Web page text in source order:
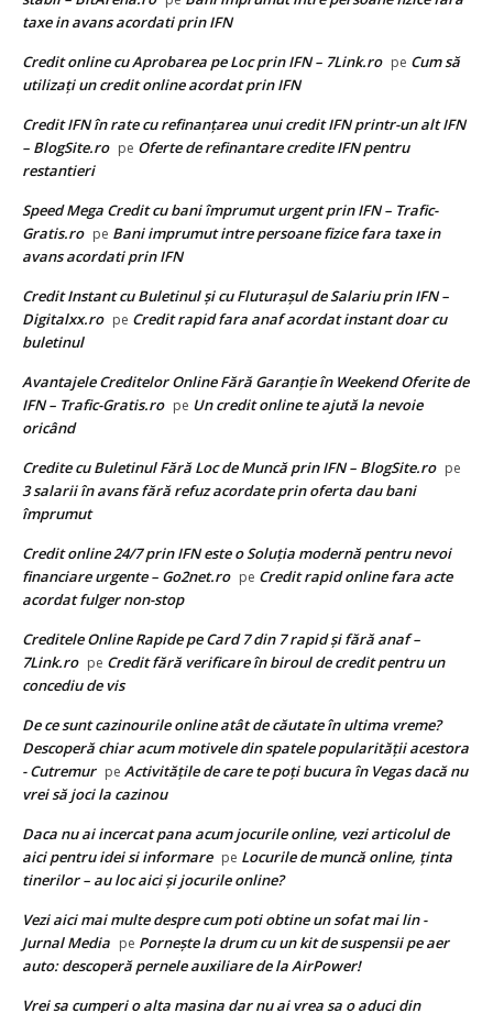
taxe in avans acordati prin IFN
Credit online cu Aprobarea pe Loc prin IFN – 7Link.ro pe Cum să
utilizați un credit online acordat prin IFN
Credit IFN în rate cu refinanțarea unui credit IFN printr-un alt IFN
– BlogSite.ro pe Oferte de refinantare credite IFN pentru
restantieri
Speed Mega Credit cu bani împrumut urgent prin IFN – Trafic-
Gratis.ro pe Bani imprumut intre persoane fizice fara taxe in
avans acordati prin IFN
Credit Instant cu Buletinul și cu Fluturașul de Salariu prin IFN –
Digitalxx.ro pe Credit rapid fara anaf acordat instant doar cu
buletinul
Avantajele Creditelor Online Fără Garanție în Weekend Oferite de
IFN – Trafic-Gratis.ro pe Un credit online te ajută la nevoie
oricând
Credite cu Buletinul Fără Loc de Muncă prin IFN – BlogSite.ro pe
3 salarii în avans fără refuz acordate prin oferta dau bani
împrumut
Credit online 24/7 prin IFN este o Soluția modernă pentru nevoi
financiare urgente – Go2net.ro pe Credit rapid online fara acte
acordat fulger non-stop
Creditele Online Rapide pe Card 7 din 7 rapid și fără anaf –
7Link.ro pe Credit fără verificare în biroul de credit pentru un
concediu de vis
De ce sunt cazinourile online atât de căutate în ultima vreme?
Descoperă chiar acum motivele din spatele popularității acestora
- Cutremur pe Activitățile de care te poți bucura în Vegas dacă nu
vrei să joci la cazinou
Daca nu ai incercat pana acum jocurile online, vezi articolul de
aici pentru idei si informare pe Locurile de muncă online, ținta
tinerilor – au loc aici și jocurile online?
Vezi aici mai multe despre cum poti obtine un sofat mai lin -
Jurnal Media pe Pornește la drum cu un kit de suspensii pe aer
auto: descoperă pernele auxiliare de la AirPower!
Vrei sa cumperi o alta masina dar nu ai vrea sa o aduci din